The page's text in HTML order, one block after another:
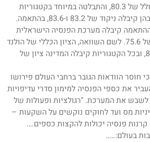
ישראל זכתה בציון כולל של 80.3, והתבלטה במיוחד בקטגוריות
היציבות והמהימנות, בהן קיבלה ניקוד של 83.2 ו-83.6, בהתאמה.
קיבלה מערכת הפנסיה הישראלית
ציון מעט נמוך יותר של 75.6. לשם השוואה, הציון הכללי של הולנד
המובילה עמד על 85.4, ובכל הקטגוריות קיבלה המדינה ציון של
חוסר הוודאות הגובר ברחבי העולם פירושו
את כספי הפנסיה למימון סדרי עדיפויות
לשבש את המערכת. "רגולציות ופעולות של
מס ועד לחוקים נוקשים על השקעות –
פנסיה יכולות להקצות כספים….
בעולם:…..